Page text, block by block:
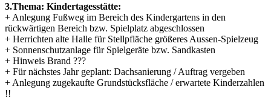
3.Thema: Kindertagesstätte:
+ Anlegung Fußweg im Bereich des Kindergartens in den
rückwärtigen Bereich bzw. Spielplatz abgeschlossen
+ Herrichten alte Halle für Stellpfläche größeres Aussen-Spielzeug
+ Sonnenschutzanlage für Spielgeräte bzw. Sandkasten
+ Hinweis Brand ???
+ Für nächstes Jahr geplant: Dachsanierung / Auftrag vergeben
+ Anlegung zugekaufte Grundstücksfläche / erwartete Kinderzahlen
!!